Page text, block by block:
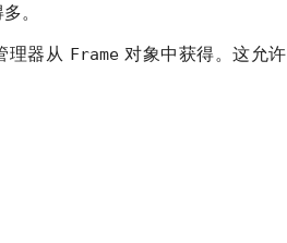
。
理器从 Frame 对象中获得。这允许